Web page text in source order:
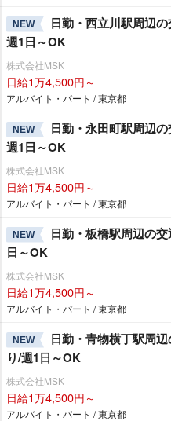
NEW
日勤・西立川駅周辺
週1日～OK
株式会社MSK
日給1万4,500円～
アルバイト・パート / 東京都
NEW
日勤・永田町駅周辺
週1日～OK
株式会社MSK
日給1万4,500円～
アルバイト・パート / 東京都
NEW
日勤・板橋駅周辺の
日～OK
株式会社MSK
日給1万4,500円～
アルバイト・パート / 東京都
NEW
日勤・青物横丁駅周
り/週1日～OK
株式会社MSK
日給1万4,500円～
アルバイト・パート / 東京都